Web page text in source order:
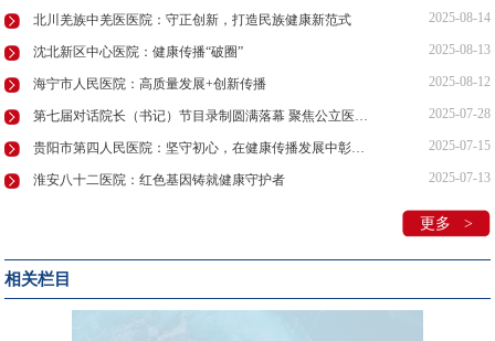
北川羌族中羌医医院：守正创新，打造民族健康新范式 2025-08-14
沈北新区中心医院：健康传播“破圈” 2025-08-13
海宁市人民医院：高质量发展+创新传播 2025-08-12
2025-07-28
2025-07-15
淮安八十二医院：红色基因铸就健康守护者 2025-07-13
更多 >
相关栏目